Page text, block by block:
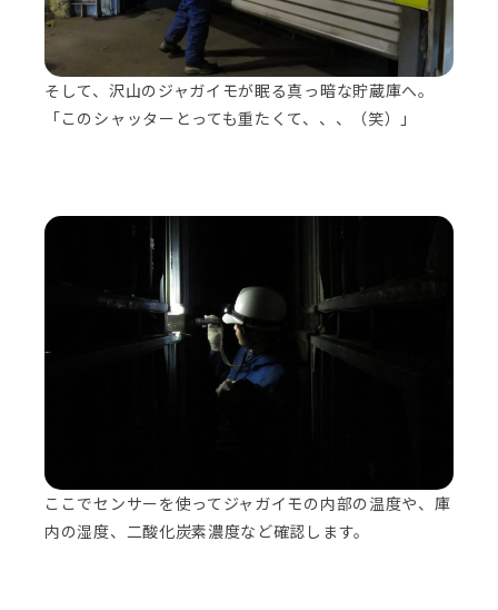
そして、沢山のジャガイモが眠る真っ暗な貯蔵庫へ。
「このシャッターとっても重たくて、、、（笑）」
ここでセンサーを使ってジャガイモの内部の温度や、庫
内の湿度、二酸化炭素濃度など確認します。